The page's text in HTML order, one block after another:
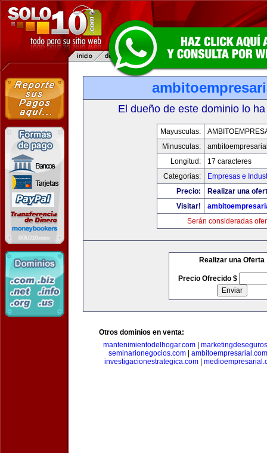
El dueño de este dominio lo
Mayusculas:
Minusculas:
Longitud:
17 caracteres
Categorias:
Empresas e
Precio:
Realizar una
Visitar!
Serán consideradas
Realizar una Oferta
Precio Ofrecido $
Otros dominios en venta:
mantenimientodelhogar.com|
seminarionegocios.com| ambitoempresarial.com
investigacionestrategica.com